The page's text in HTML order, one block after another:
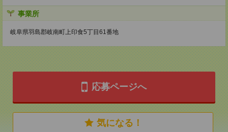
事業所
岐阜県羽島郡岐南町上印食5丁目61番地
応募ページへ
気になる！